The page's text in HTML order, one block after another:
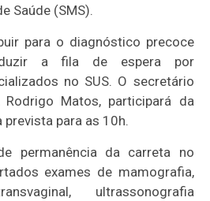
Saúde (SMS).
para o diagnóstico precoce
a fila de espera por
no SUS. O secretário
Rodrigo Matos, participará da
para as 10h.
permanência da carreta no
exames de mamografia,
ultrassonografia